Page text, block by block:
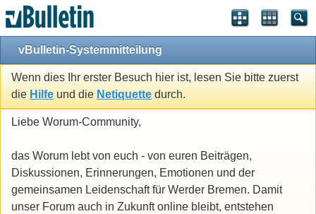
vBulletin-Systemmitteilung
Wenn dies Ihr erster Besuch hier ist, lesen Sie bitte zuerst
die Hilfe und die Netiquette durch.
Liebe Worum-Community,
das Worum lebt von euch - von euren Beiträgen,
Diskussionen, Erinnerungen, Emotionen und der
gemeinsamen Leidenschaft für Werder Bremen. Damit
unser Forum auch in Zukunft online bleibt, entstehen